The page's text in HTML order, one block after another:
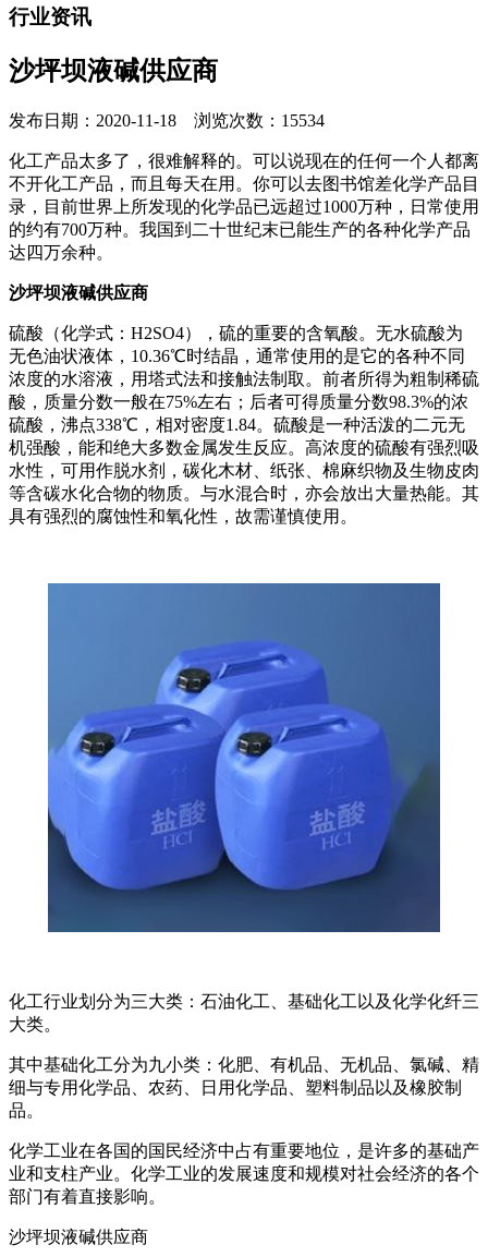
行业资讯
沙坪坝液碱供应商
发布日期：2020-11-18 浏览次数：15534
化工产品太多了，很难解释的。可以说现在的任何一个人都离
不开化工产品，而且每天在用。你可以去图书馆差化学产品目
录，目前世界上所发现的化学品已远超过1000万种，日常使用
的约有700万种。我国到二十世纪末已能生产的各种化学产品
达四万余种。
沙坪坝液碱供应商
硫酸（化学式：H2SO4），硫的重要的含氧酸。无水硫酸为
无色油状液体，10.36℃时结晶，通常使用的是它的各种不同
浓度的水溶液，用塔式法和接触法制取。前者所得为粗制稀硫
酸，质量分数一般在75%左右；后者可得质量分数98.3%的浓
硫酸，沸点338℃，相对密度1.84。硫酸是一种活泼的二元无
机强酸，能和绝大多数金属发生反应。高浓度的硫酸有强烈吸
水性，可用作脱水剂，碳化木材、纸张、棉麻织物及生物皮肉
等含碳水化合物的物质。与水混合时，亦会放出大量热能。其
具有强烈的腐蚀性和氧化性，故需谨慎使用。
化工行业划分为三大类：石油化工、基础化工以及化学化纤三
大类。
其中基础化工分为九小类：化肥、有机品、无机品、氯碱、精
细与专用化学品、农药、日用化学品、塑料制品以及橡胶制
品。
化学工业在各国的国民经济中占有重要地位，是许多的基础产
业和支柱产业。化学工业的发展速度和规模对社会经济的各个
部门有着直接影响。
沙坪坝液碱供应商